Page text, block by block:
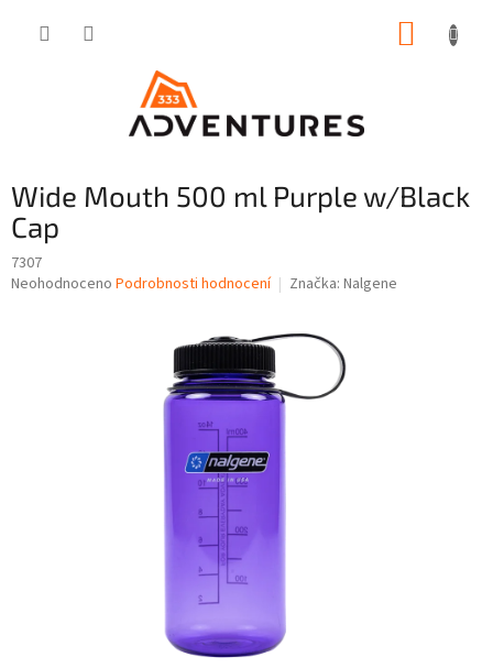
Wide Mouth 500 ml Purple w/Black
Cap
7307
Průměrné
Neohodnoceno Podrobnosti hodnocení Značka: Nalgene